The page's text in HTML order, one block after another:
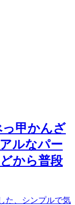
甲かんざ
ルなパー
から普段
た、シンプルで気